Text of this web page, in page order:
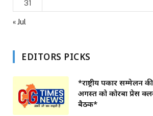
31
« Jul
EDITORS PICKS
*राष्ट्रीय पत्रकार सम्मेलन
अगस्त को कोरबा प्रेस
बैठक*